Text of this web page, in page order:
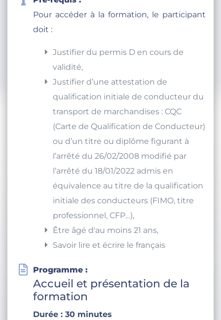
Pour accéder à la formation, le participant
doit :
Justifier du permis D en cours de
validité,
Justifier d’une attestation de
qualification initiale de conducteur du
transport de marchandises : CQC
(Carte de Qualification de Conducteur)
ou d’un titre ou diplôme figurant à
l’arrêté du 26/02/2008 modifié par
l’arrêté du 18/01/2022 admis en
équivalence au titre de la qualification
initiale des conducteurs (FIMO, titre
professionnel, CFP…),
Être âgé d'au moins 21 ans,
Savoir lire et écrire le français
Programme :
Accueil et présentation de la
formation
Durée : 30 minutes